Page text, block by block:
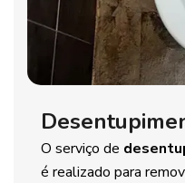
O serviço de
é realizado para